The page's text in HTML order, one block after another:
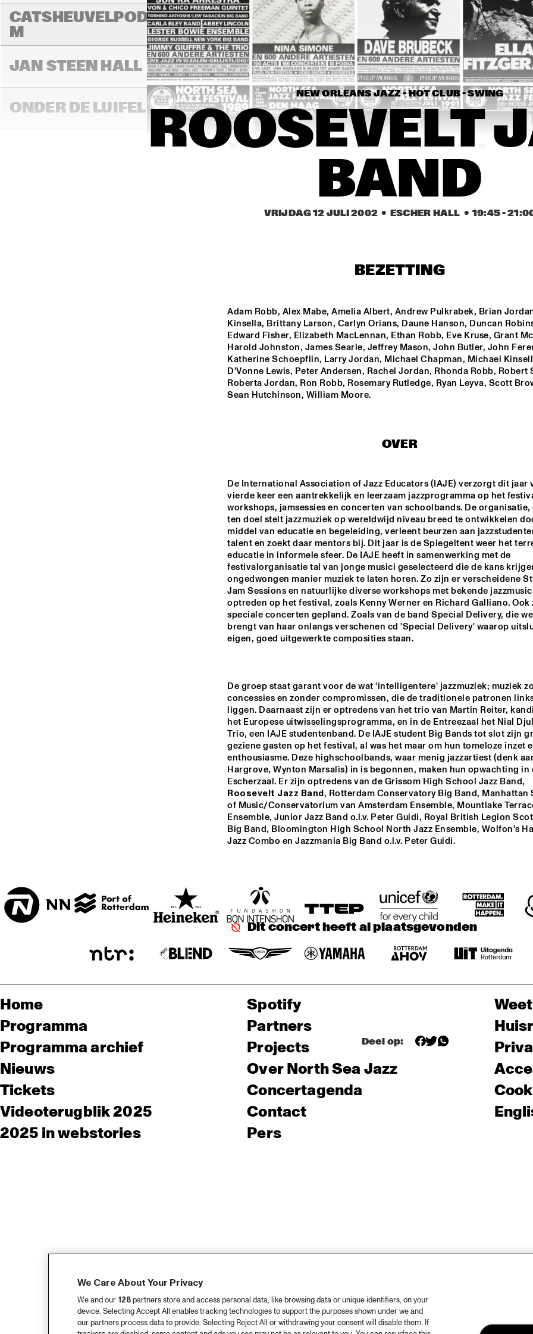
CATSHEUVELPODIU
M
JAN STEEN HALL
ONDER DE LUIFEL
THE JEWS BROTHERS
AVISHAI COHEN AND
VAMP BAND
NATIONAL DUTCH JAZZ KIDS ALL STARS (UNDER THE
16:00 16:30 17:00 17:30 18:00 18:30
ANGELIQUE
TAKE 6
EIVIND
ANTONELLO SALIS - SANDRA
DUO
FRANCIEN VAN TUINEN
GRISSOM HIGH SCHOOL JAZZ
AMALGAM
NEW ORLEANS JAZZ - HOT CLUB - SWING
ROOSEVELT
BAND
VRIJDAG 12 JULI 2002
  •  ESCHER HALL
  •
19:45 -
BEZETTING
Adam Robb, Alex Mabe, Amelia Albert, Andrew Pulkrabek, Brian
Kinsella, Brittany Larson, Carlyn Orians, Daune Hanson, Duncan
Edward Fisher, Elizabeth MacLennan, Ethan Robb, Eve Kruse, Grant
Harold Johnston, James Searle, Jeffrey Mason, John Butler, John
Katherine Schoepflin, Larry Jordan, Michael Chapman, Michael
D'Vonne Lewis, Peter Andersen, Rachel Jordan, Rhonda Robb, Robert
Roberta Jordan, Ron Robb, Rosemary Rutledge, Ryan Leyva, Scott
Sean Hutchinson, William Moore.
OVER
De International Association of Jazz Educators (IAJE) verzorgt dit jaar
vierde keer een aantrekkelijk en leerzaam jazzprogramma op het
workshops, jamsessies en concerten van schoolbands. De organisatie,
ten doel stelt jazzmuziek op wereldwijd niveau breed te ontwikkelen
middel van educatie en begeleiding, verleent beurzen aan
talent en zoekt daar mentors bij. Dit jaar is de Spiegeltent weer het
educatie in informele sfeer. De IAJE heeft in samenwerking met de
festivalorganisatie tal van jonge musici geselecteerd die de kans
ongedwongen manier muziek te laten horen. Zo zijn er verscheidene
Jam Sessions en natuurlijke diverse workshops met bekende
optreden op het festival, zoals Kenny Werner en Richard Galliano. Ook
speciale concerten gepland. Zoals van de band Special Delivery, die
brengt van haar onlangs verschenen cd 'Special Delivery' waarop
eigen, goed uitgewerkte composities staan.
De groep staat garant voor de wat 'intelligentere' jazzmuziek; muziek
concessies en zonder compromissen, die de traditionele patronen
liggen. Daarnaast zijn er optredens van het trio van Martin Reiter,
het Europese uitwisselingsprogramma, en in de Entreezaal het Nial
Trio, een IAJE studentenband. De IAJE student Big Bands tot slot zijn
geziene gasten op het festival, al was het maar om hun tomeloze inzet
enthousiasme. Deze highschoolbands, waar menig jazzartiest (denk
Hargrove, Wynton Marsalis) in is begonnen, maken hun opwachting in
Roosevelt Jazz Band, Rotterdam Conservatory Big Band, Manhattan
of Music/Conservatorium van Amsterdam Ensemble, Mountlake
Ensemble, Junior Jazz Band o.l.v. Peter Guidi, Royal British Legion
Big Band, Bloomington High School North Jazz Ensemble, Wolfon's
Jazz Combo en Jazzmania Big Band o.l.v. Peter Guidi.
Dit concert heeft al plaatsgevonden
Deel op:
Home
Programma
Programma archief
Nieuws
Tickets
Videoterugblik 2025
2025 in webstories
Spotify
Partners
Projects
Over North Sea Jazz
Concertagenda
Contact
Pers
We Care About Your Privacy
We and our 128partners store and access personal data, like browsing data or unique identifiers, on your
device. Selecting Accept All enables tracking technologies to support the purposes shown under we and
our partners process data to provide. Selecting Reject All or withdrawing your consent will disable them. If